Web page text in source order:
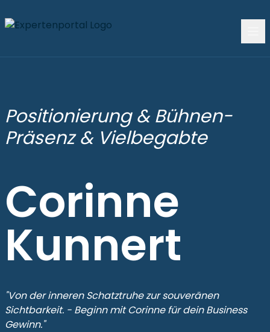
Positionierung & Bühnen-
Präsenz & Vielbegabte
Corinne
Kunnert
"Von der inneren Schatztruhe zur souveränen
Sichtbarkeit. - Beginn mit Corinne für dein Business
Gewinn."